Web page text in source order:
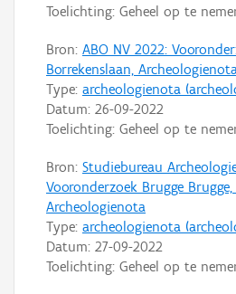
Toelichting: Geheel op te
Bron: ABO NV 2022:
Borrekenslaan,
Type: archeologienota
Datum: 26-09-2022
Toelichting: Geheel op te
Bron: Studiebureau
Vooronderzoek Brugge
Archeologienota
Type: archeologienota
Datum: 27-09-2022
Toelichting: Geheel op te